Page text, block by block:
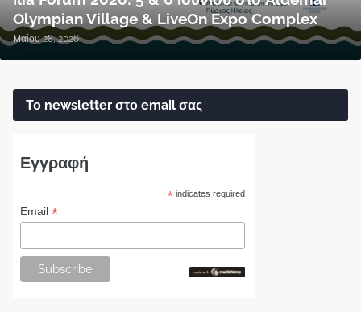
Olympian Village & LiveOn Expo Complex
Μαΐου 28, 2026
Το newsletter στο email σας
Εγγραφή
* indicates required
Email *